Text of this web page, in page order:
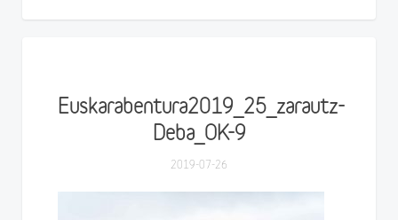
Euskarabentura2019_25_zarautz-
Deba_OK-9
2019-07-26